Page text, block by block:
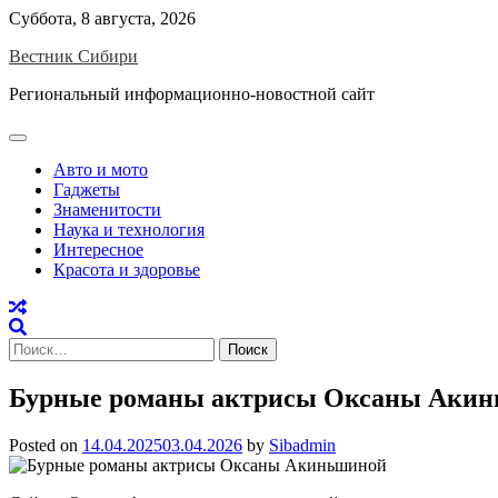
Skip
content
Суббота, 8 августа, 2026
Вестник Сибири
Региональный информационно-новостной сайт
Авто и мото
Гаджеты
Знаменитости
Наука и технология
Интересное
Красота и здоровье
Найти:
Бурные романы актрисы Оксаны
Posted on 14.04.202503.04.2026 by Sibadmin